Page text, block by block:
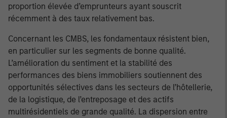
proportion élevée d’emprunteurs ayant souscrit
récemment à des taux relativement bas.
Concernant les CMBS, les fondamentaux résistent bien,
en particulier sur les segments de bonne qualité.
L’amélioration du sentiment et la stabilité des
performances des biens immobiliers soutiennent des
opportunités sélectives dans les secteurs de l’hôtellerie,
de la logistique, de l’entreposage et des actifs
multirésidentiels de grande qualité. La dispersion entre